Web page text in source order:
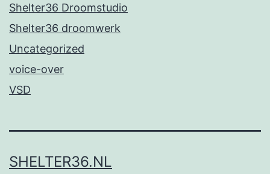
Shelter36 Droomstudio
Shelter36 droomwerk
Uncategorized
voice-over
VSD
SHELTER36.NL